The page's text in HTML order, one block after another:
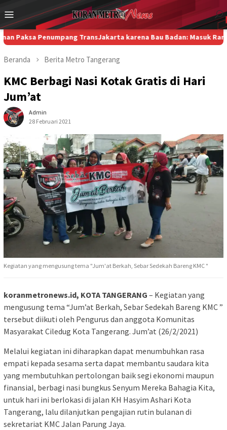
ke
konten
Menu
Mobile
TransJakarta karena Bau Badan: Masuk Ranah Isu
Beranda Berita Metro Tangerang
KMC Berbagi Nasi Kotak Gratis di Hari
Jum’at
Admin
28 Februari 2021
Kegiatan yang mengusung tema "Jum'at Berkah, Sebar Sedekah Bareng KMC "
koranmetronews.id, KOTA TANGERANG – Kegiatan yang
mengusung tema “Jum’at Berkah, Sebar Sedekah Bareng KMC ”
tersebut diikuti oleh Pengurus dan anggota Komunitas
Masyarakat Ciledug Kota Tangerang. Jum’at (26/2/2021)
Melalui kegiatan ini diharapkan dapat menumbuhkan rasa
empati kepada sesama serta dapat membantu saudara kita
yang membutuhkan pertolongan baik segi ekonomi maupun
finansial, berbagi nasi bungkus Senyum Mereka Bahagia Kita,
untuk hari ini berlokasi di jalan KH Hasyim Ashari Kota
Tangerang, lalu dilanjutkan pengajian rutin bulanan di
sekretariat KMC Jalan Parung Jaya.